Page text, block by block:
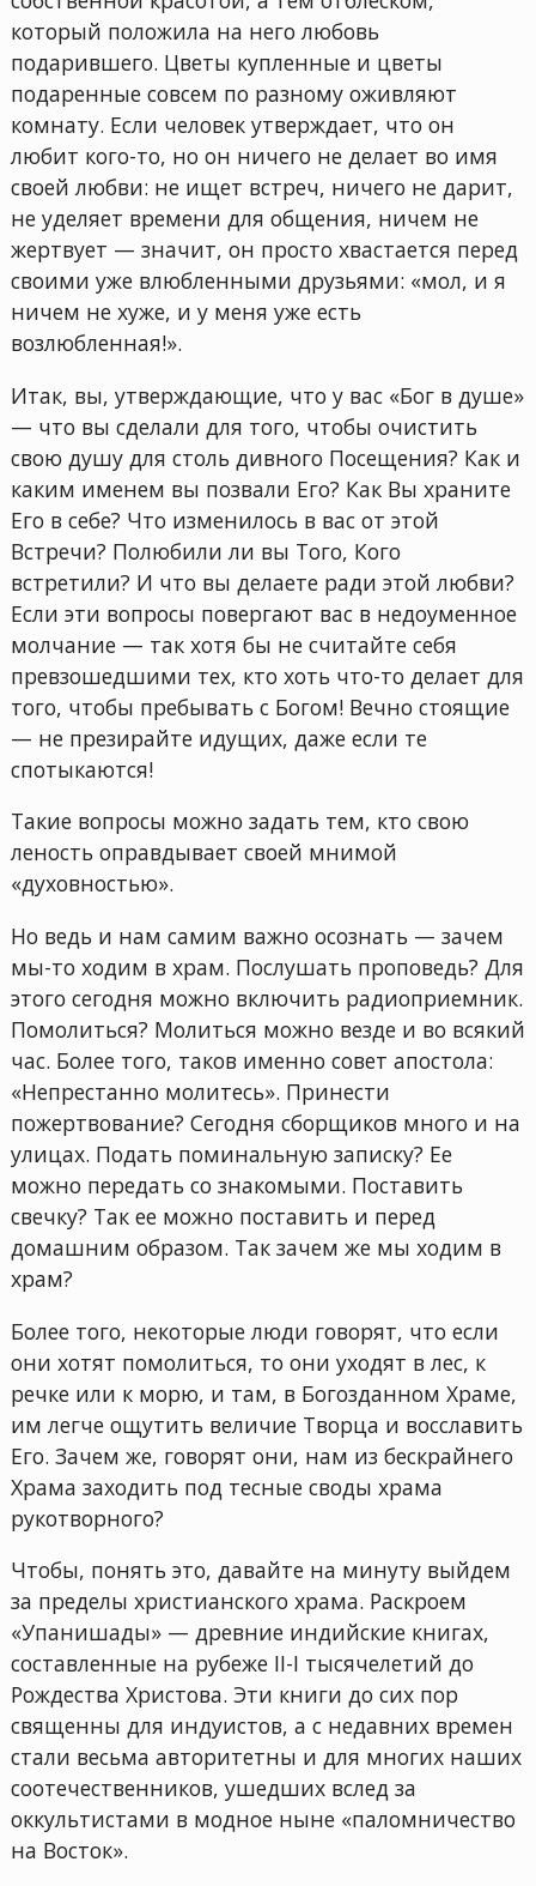
который положила на него любовь
подарившего. Цветы купленные и цветы
подаренные совсем по разному оживляют
комнату. Если человек утверждает, что он
любит кого-то, но он ничего не делает во имя
своей любви: не ищет встреч, ничего не дарит,
не уделяет времени для общения, ничем не
жертвует — значит, он просто хвастается перед
своими уже влюбленными друзьями: «мол, и я
ничем не хуже, и у меня уже есть
возлюбленная!».
Итак, вы, утверждающие, что у вас «Бог в душе»
— что вы сделали для того, чтобы очистить
свою душу для столь дивного Посещения? Как и
каким именем вы позвали Его? Как Вы храните
Его в себе? Что изменилось в вас от этой
Встречи? Полюбили ли вы Того, Кого
встретили? И что вы делаете ради этой любви?
Если эти вопросы повергают вас в недоуменное
молчание — так хотя бы не считайте себя
превзошедшими тех, кто хоть что-то делает для
того, чтобы пребывать с Богом! Вечно стоящие
— не презирайте идущих, даже если те
спотыкаются!
Такие вопросы можно задать тем, кто свою
леность оправдывает своей мнимой
«духовностью».
Но ведь и нам самим важно осознать — зачем
мы-то ходим в храм. Послушать проповедь? Для
этого сегодня можно включить радиоприемник.
Помолиться? Молиться можно везде и во всякий
час. Более того, таков именно совет апостола:
«Непрестанно молитесь». Принести
пожертвование? Сегодня сборщиков много и на
улицах. Подать поминальную записку? Ее
можно передать со знакомыми. Поставить
свечку? Так ее можно поставить и перед
домашним образом. Так зачем же мы ходим в
храм?
Более того, некоторые люди говорят, что если
они хотят помолиться, то они уходят в лес, к
речке или к морю, и там, в Богозданном Храме,
им легче ощутить величие Творца и восславить
Его. Зачем же, говорят они, нам из бескрайнего
Храма заходить под тесные своды храма
рукотворного?
Чтобы, понять это, давайте на минуту выйдем
за пределы христианского храма. Раскроем
«Упанишады» — древние индийские книгах,
составленные на рубеже II-I тысячелетий до
Рождества Христова. Эти книги до сих пор
священны для индуистов, а с недавних времен
стали весьма авторитетны и для многих наших
соотечественников, ушедших вслед за
оккультистами в модное ныне «паломничество
на Восток».